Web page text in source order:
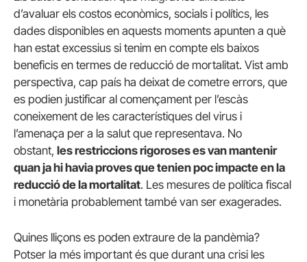
d’avaluar els costos econòmics, socials i polítics, les
dades disponibles en aquests moments apunten a què
han estat excessius si tenim en compte els baixos
beneficis en termes de reducció de mortalitat. Vist amb
perspectiva, cap país ha deixat de cometre errors, que
es podien justificar al començament per l’escàs
coneixement de les característiques del virus i
l’amenaça per a la salut que representava. No
obstant, les restriccions rigoroses es van mantenir
quan ja hi havia proves que tenien poc impacte en la
reducció de la mortalitat. Les mesures de política fiscal
i monetària probablement també van ser exagerades.
Quines lliçons es poden extraure de la pandèmia?
Potser la més important és que durant una crisi les